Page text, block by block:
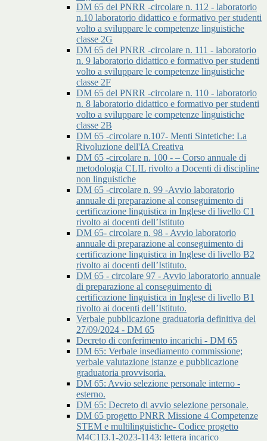
DM 65 del PNRR -circolare n. 112 - laboratorio
n.10 laboratorio didattico e formativo per studenti
volto a sviluppare le competenze linguistiche
classe 2G
DM 65 del PNRR -circolare n. 111 - laboratorio
n. 9 laboratorio didattico e formativo per studenti
volto a sviluppare le competenze linguistiche
classe 2F
DM 65 del PNRR -circolare n. 110 - laboratorio
n. 8 laboratorio didattico e formativo per studenti
volto a sviluppare le competenze linguistiche
classe 2B
DM 65 -circolare n.107- Menti Sintetiche: La
Rivoluzione dell'IA Creativa
DM 65 -circolare n. 100 - – Corso annuale di
metodologia CLIL rivolto a Docenti di discipline
non linguistiche
DM 65 -circolare n. 99 -Avvio laboratorio
annuale di preparazione al conseguimento di
certificazione linguistica in Inglese di livello C1
rivolto ai docenti dell’Istituto
DM 65- circolare n. 98 - Avvio laboratorio
annuale di preparazione al conseguimento di
certificazione linguistica in Inglese di livello B2
rivolto ai docenti dell’Istituto.
DM 65 - circolare 97 - Avvio laboratorio annuale
di preparazione al conseguimento di
certificazione linguistica in Inglese di livello B1
rivolto ai docenti dell’Istituto.
Verbale pubblicazione graduatoria definitiva del
27/09/2024 - DM 65
Decreto di conferimento incarichi - DM 65
DM 65: Verbale insediamento commissione;
verbale valutazione istanze e pubblicazione
graduatoria provvisoria.
DM 65: Avvio selezione personale interno -
esterno.
DM 65: Decreto di avvio selezione personale.
DM 65 progetto PNRR Missione 4 Competenze
STEM e multilinguistiche- Codice progetto
M4C1I3.1-2023-1143: lettera incarico